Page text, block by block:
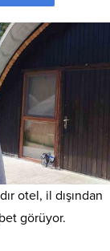
otel, il dışından
görüyor.